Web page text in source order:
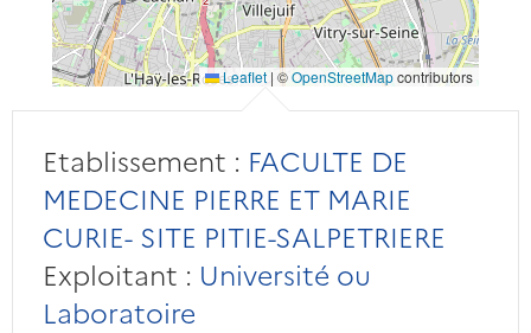
Leaflet | ©OpenStreetMapcontributors
Etablissement : FACULTE DE
MEDECINE PIERRE ET MARIE
CURIE- SITE PITIE-SALPETRIERE
Exploitant : Université ou
Laboratoire